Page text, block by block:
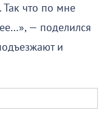
Так что по мне
— поделился
и